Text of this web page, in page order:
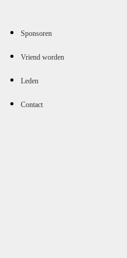
Sponsoren
Vriend worden
Leden
Contact